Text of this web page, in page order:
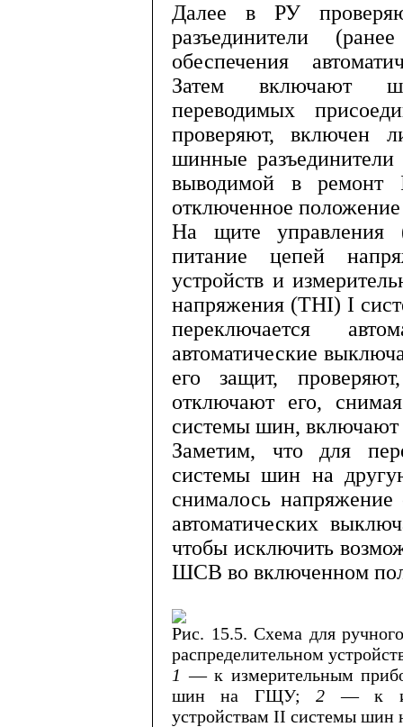
Далее в РУ
разъединители
обеспечения
Затем включают
переводимых
проверяют, вклю­чен
шинные
выводимой в ремонт
отключенное
На щите управления
питание цепей
устройств и
напряжения (THI) I
переключается
автоматические
его защит,
отключают его,
системы шин,
Заметим, что для
системы шин на
снималось напряже­ние
автоматических
чтобы исключить
ШСВ во включенном
Рис. 15.5. Схема для
рас­пределительном
1— к измерительным
шин на ГЩУ;2— к
устройствам II системы